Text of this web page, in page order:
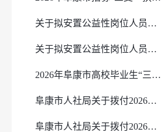
关于拟安置公益性岗位人员的公示
关于拟安置公益性岗位人员的公示
2026年阜康市高校毕业生“三支一扶”计划招募公告
阜康市人社局关于拨付2026年第3批纺织服装产业专项资金的公示
阜康市人社局关于拨付2026年第15批中央财政就业补助资金的公示